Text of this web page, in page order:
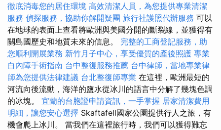
徹底消毒您的居住環境 高效清潔人員，為您提供專業清潔
服務 偵探服務，協助你解開疑團 旅行社護照代辦服務 可以
在地球的表面上查看將歐洲與美國分開的斷裂線，並獲得有
關島國歷史和地質未來的信息。 完整的工商登記服務，助
您順利開展業務 新竹月子中心，享受優質的產後照護 專業
白內障手術指南 台中整復服務推薦 台中律師，當地專業律
師為您提供法律建議 台北整復師專業 在這裡，歐洲最短的
河流向後流動，海洋的鹽水從冰川的語言中分解了幾塊色調
的冰塊。 宜蘭的台胞證申請資訊，一手掌握 居家清潔費用
明細，讓您安心選擇 Skaftafell國家公園提供行人之旅，有
機會爬上冰川。 當我們在這裡旅行時，我們可以獲得難忘